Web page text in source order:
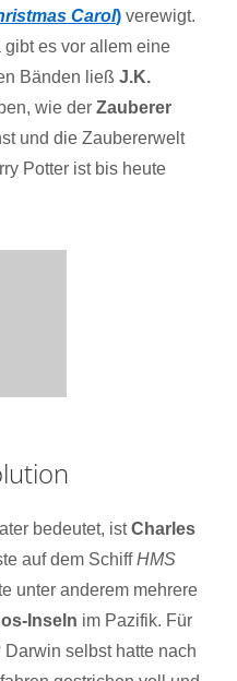
Carol) verewigt.
es vor allem eine
Bänden ließ J.K.
wie der Zauberer
und die Zaubererwelt
Potter ist bis heute
bedeutet, istCharles
auf dem SchiffHMS
unter anderem mehrere
Inseln im Pazifik. Für
Darwin selbst hatte nach